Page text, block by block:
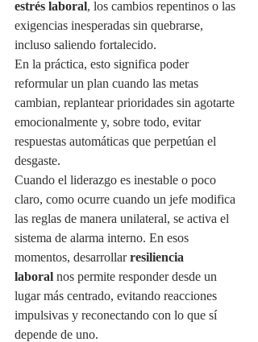
estrés laboral, los cambios repentinos o las
exigencias inesperadas sin quebrarse,
incluso saliendo fortalecido.
En la práctica, esto significa poder
reformular un plan cuando las metas
cambian, replantear prioridades sin agotarte
emocionalmente y, sobre todo, evitar
respuestas automáticas que perpetúan el
desgaste.
Cuando el liderazgo es inestable o poco
claro, como ocurre cuando un jefe modifica
las reglas de manera unilateral, se activa el
sistema de alarma interno. En esos
momentos, desarrollar resiliencia
laboral nos permite responder desde un
lugar más centrado, evitando reacciones
impulsivas y reconectando con lo que sí
depende de uno.